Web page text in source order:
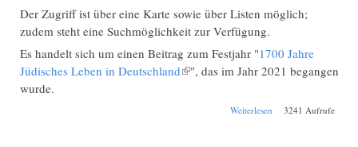
Der Zugriff ist über eine Karte sowie über Listen möglich;
zudem steht eine Suchmöglichkeit zur Verfügung.
Es handelt sich um einen Beitrag zum Festjahr "1700 Jahre
Jüdisches Leben in Deutschland(Link ist extern)
", das im Jahr 2021 begangen
wurde.
Weiterlesen über Online-Portal
3241 Aufrufe